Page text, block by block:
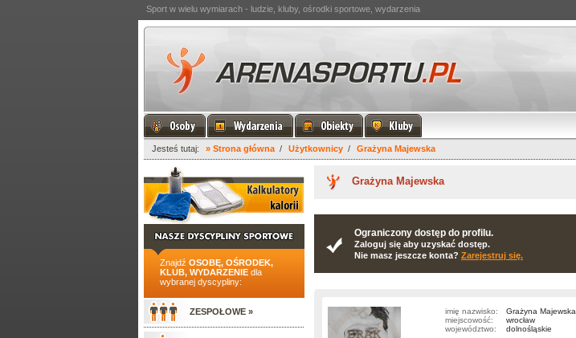
Sport w wielu wymiarach - ludzie, kluby, ośrodki sportowe, wydarzenia
Jesteś tutaj: » Strona główna / Użytkownicy / Grażyna Majewska
Znajdź OSOBĘ, OŚRODEK,
KLUB, WYDARZENIE dla
wybranej dyscypliny:
ZESPOŁOWE »
Grażyna Majewska
Ograniczony dostęp do profilu.
Zaloguj się aby uzyskać dostęp.
Nie masz jeszcze konta? Zarejestruj się.
imię nazwisko:
Grażyna Majewska
miejscowość:
wrocław
województwo:
dolnośląskie